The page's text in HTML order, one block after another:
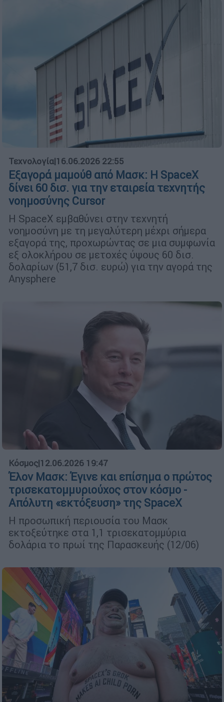
Τεχνολογία|16.06.2026 22:55
Εξαγορά μαμούθ από Μασκ: Η SpaceX
δίνει 60 δισ. για την εταιρεία τεχνητής
νοημοσύνης Cursor
Η SpaceX εμβαθύνει στην τεχνητή
νοημοσύνη με τη μεγαλύτερη μέχρι σήμερα
εξαγορά της, προχωρώντας σε μια συμφωνία
εξ ολοκλήρου σε μετοχές ύψους 60 δισ.
δολαρίων (51,7 δισ. ευρώ) για την αγορά της
Anysphere
Κόσμος|12.06.2026 19:47
Έλον Μασκ: Έγινε και επίσημα ο πρώτος
τρισεκατομμυριούχος στον κόσμο -
Απόλυτη «εκτόξευση» της SpaceX
Η προσωπική περιουσία του Μασκ
εκτοξεύτηκε στα 1,1 τρισεκατομμύρια
δολάρια το πρωί της Παρασκευής (12/06)